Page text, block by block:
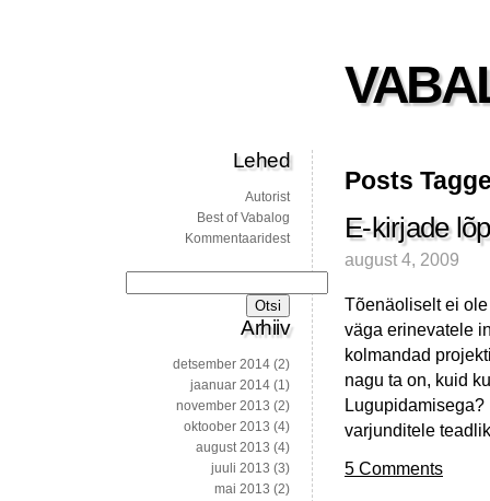
Posts
E-kirjade
august 4, 2009
Tõenäoliselt ei
väga erinevatele
kolmandad
nagu ta on, kuid
Lugupidamisega?
varjunditele
5 Comments
Lehed
Autorist
Best of Vabalog
Kommentaaridest
Arhiiv
detsember 2014 (2)
jaanuar 2014 (1)
november 2013 (2)
oktoober 2013 (4)
august 2013 (4)
juuli 2013 (3)
mai 2013 (2)